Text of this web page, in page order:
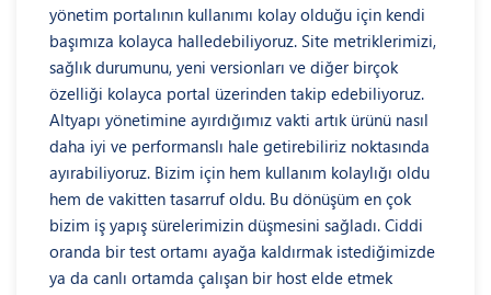
yönetim portalının kullanımı kolay olduğu için kendi
başımıza kolayca halledebiliyoruz. Site metriklerimizi,
sağlık durumunu, yeni versionları ve diğer birçok
özelliği kolayca portal üzerinden takip edebiliyoruz.
Altyapı yönetimine ayırdığımız vakti artık ürünü nasıl
daha iyi ve performanslı hale getirebiliriz noktasında
ayırabiliyoruz. Bizim için hem kullanım kolaylığı oldu
hem de vakitten tasarruf oldu. Bu dönüşüm en çok
bizim iş yapış sürelerimizin düşmesini sağladı. Ciddi
oranda bir test ortamı ayağa kaldırmak istediğimizde
ya da canlı ortamda çalışan bir host elde etmek